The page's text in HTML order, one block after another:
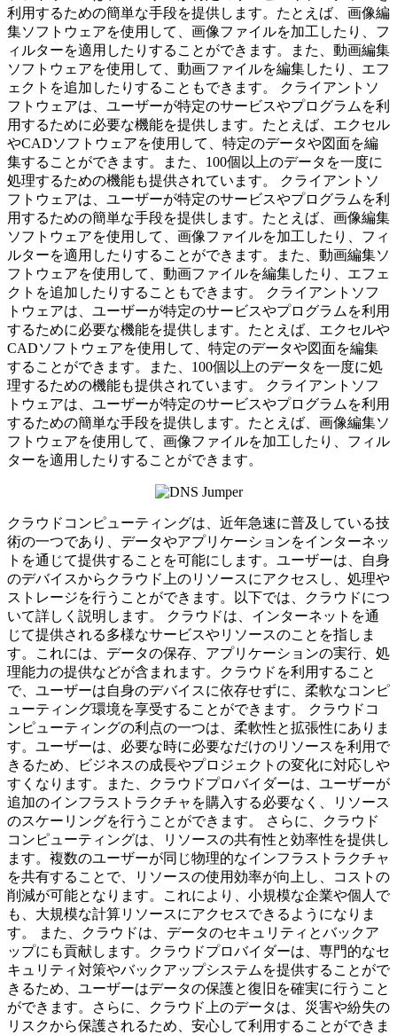
利用するための簡単な手段を提供します。たとえば、画像編
集ソフトウェアを使用して、画像ファイルを加工したり、フ
ィルターを適用したりすることができます。また、動画編集
ソフトウェアを使用して、動画ファイルを編集したり、エフ
ェクトを追加したりすることもできます。 クライアントソ
フトウェアは、ユーザーが特定のサービスやプログラムを利
用するために必要な機能を提供します。たとえば、エクセル
やCADソフトウェアを使用して、特定のデータや図面を編
集することができます。また、100個以上のデータを一度に
処理するための機能も提供されています。 クライアントソ
フトウェアは、ユーザーが特定のサービスやプログラムを利
用するための簡単な手段を提供します。たとえば、画像編集
ソフトウェアを使用して、画像ファイルを加工したり、フィ
ルターを適用したりすることができます。また、動画編集ソ
フトウェアを使用して、動画ファイルを編集したり、エフェ
クトを追加したりすることもできます。 クライアントソフ
トウェアは、ユーザーが特定のサービスやプログラムを利用
するために必要な機能を提供します。たとえば、エクセルや
CADソフトウェアを使用して、特定のデータや図面を編集
することができます。また、100個以上のデータを一度に処
理するための機能も提供されています。 クライアントソフ
トウェアは、ユーザーが特定のサービスやプログラムを利用
するための簡単な手段を提供します。たとえば、画像編集ソ
フトウェアを使用して、画像ファイルを加工したり、フィル
ターを適用したりすることができます。
クラウドコンピューティングは、近年急速に普及している技
術の一つであり、データやアプリケーションをインターネッ
トを通じて提供することを可能にします。ユーザーは、自身
のデバイスからクラウド上のリソースにアクセスし、処理や
ストレージを行うことができます。以下では、クラウドにつ
いて詳しく説明します。 クラウドは、インターネットを通
じて提供される多様なサービスやリソースのことを指しま
す。これには、データの保存、アプリケーションの実行、処
理能力の提供などが含まれます。クラウドを利用すること
で、ユーザーは自身のデバイスに依存せずに、柔軟なコンピ
ューティング環境を享受することができます。 クラウドコ
ンピューティングの利点の一つは、柔軟性と拡張性にありま
す。ユーザーは、必要な時に必要なだけのリソースを利用で
きるため、ビジネスの成長やプロジェクトの変化に対応しや
すくなります。また、クラウドプロバイダーは、ユーザーが
追加のインフラストラクチャを購入する必要なく、リソース
のスケーリングを行うことができます。 さらに、クラウド
コンピューティングは、リソースの共有性と効率性を提供し
ます。複数のユーザーが同じ物理的なインフラストラクチャ
を共有することで、リソースの使用効率が向上し、コストの
削減が可能となります。これにより、小規模な企業や個人で
も、大規模な計算リソースにアクセスできるようになりま
す。 また、クラウドは、データのセキュリティとバックア
ップにも貢献します。クラウドプロバイダーは、専門的なセ
キュリティ対策やバックアップシステムを提供することがで
きるため、ユーザーはデータの保護と復旧を確実に行うこと
ができます。さらに、クラウド上のデータは、災害や紛失の
リスクから保護されるため、安心して利用することができま